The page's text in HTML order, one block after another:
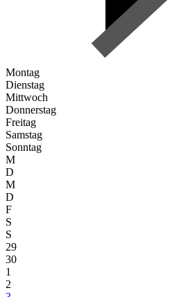
Montag
Dienstag
Mittwoch
Donnerstag
Freitag
Samstag
Sonntag
M
D
M
D
F
S
S
29
30
1
2